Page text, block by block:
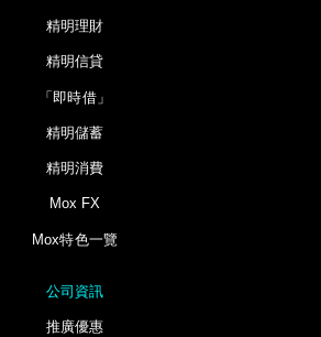
精明理財
精明信貸
「即時借」
精明儲蓄
精明消費
Mox FX
Mox特色一覽
公司資訊
推廣優惠